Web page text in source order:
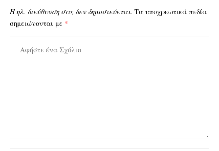
Η ηλ. διεύθυνση σας δεν δημοσιεύεται. Τα υποχρεωτικά πεδία
σημειώνονται με *